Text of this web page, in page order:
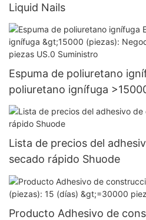
Liquid Nails
Espuma de poliuretano
poliuretano ignífuga
(días) 6000-29999 piezas
Lista de precios del
secado rápido Shuode
Producto Adhesivo de